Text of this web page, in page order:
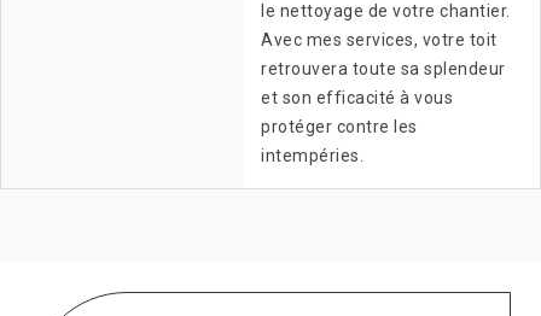
le nettoyage de votre chantier.
Avec mes services, votre toit
retrouvera toute sa splendeur
et son efficacité à vous
protéger contre les
intempéries.